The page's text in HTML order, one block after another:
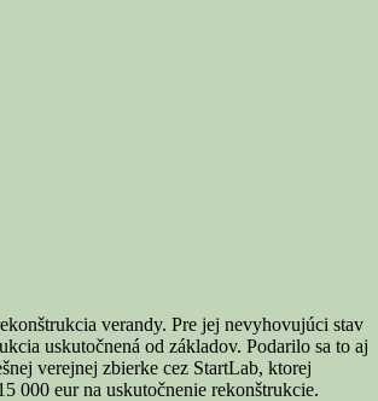
verandy. Pre jej nevyhovujúci stav
uskutočnená od základov. Podarilo sa to aj
verejnej zbierke cez StartLab, ktorej
000 eur na uskutočnenie rekonštrukcie.